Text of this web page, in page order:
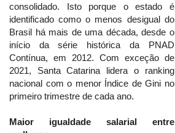
consolidado. Isto porque o estado é
identificado como o menos desigual do
Brasil há mais de uma década, desde o
início da série histórica da PNAD
Contínua, em 2012. Com exceção de
2021, Santa Catarina lidera o ranking
nacional com o menor Índice de Gini no
primeiro trimestre de cada ano.
Maior igualdade salarial entre